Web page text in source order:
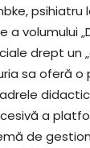
a volumului
drept un
sa oferă
a
de